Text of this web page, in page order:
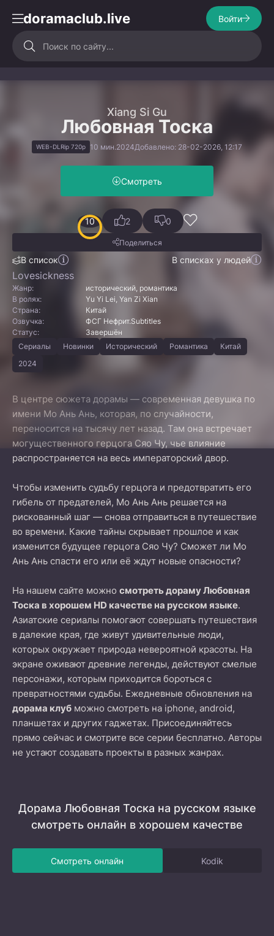
doramaclub.live Войти
Xiang Si Gu
Любовная Тоска
WEB-DLRip 720p 10 мин.2024Добавлено: 28-02-2026, 12:17
Смотреть
10
В список В списках у людей
2 0
Поделиться
Lovesickness
Жанр:
исторический, романтика
В ролях:
Yu Yi Lei, Yan Zi Xian
Страна:
Китай
Озвучка:
ФСГ Нефрит.Subtitles
Статус:
Завершён
Сериалы
Новинки Исторический Романтика
Китай
2024
В центре сюжета дорамы — современная девушка по
имени Мо Ань Ань, которая, по случайности,
переносится на тысячу лет назад. Там она встречает
могущественного герцога Сяо Чу, чье влияние
распространяется на весь императорский двор.
Чтобы изменить судьбу герцога и предотвратить его
гибель от предателей, Мо Ань Ань решается на
рискованный шаг — снова отправиться в путешествие
во времени. Какие тайны скрывает прошлое и как
изменится будущее герцога Сяо Чу? Сможет ли Мо
Ань Ань спасти его или её ждут новые опасности?
На нашем сайте можно смотреть дораму Любовная
Тоска в хорошем HD качестве на русском языке.
Азиатские сериалы помогают совершать путешествия
в далекие края, где живут удивительные люди,
которых окружает природа невероятной красоты. На
экране оживают древние легенды, действуют смелые
персонажи, которым приходится бороться с
превратностями судьбы. Ежедневные обновления на
дорама клуб можно смотреть на iphone, android,
планшетах и других гаджетах. Присоединяйтесь
прямо сейчас и смотрите все серии бесплатно. Авторы
не устают создавать проекты в разных жанрах.
Дорама Любовная Тоска на русском языке
смотреть онлайн в хорошем качестве
Смотреть онлайн Kodik